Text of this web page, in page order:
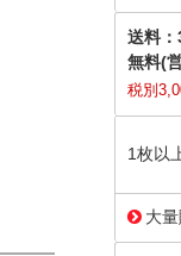
送料：
無料(
税別
1枚以
大